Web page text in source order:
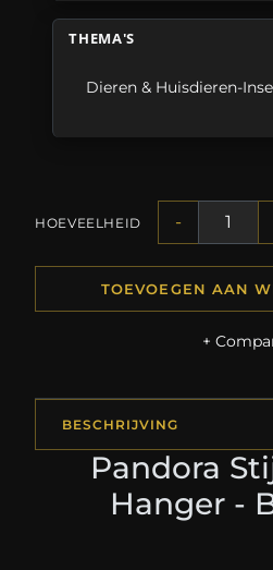
THEMA'S
Dieren & Huisdieren-
HOEVEELHEID -
TOEVOEGEN AAN
+
BESCHRIJVING
Pandora
Hanger -